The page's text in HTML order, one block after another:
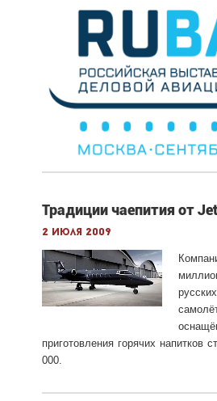
Традиции чаепития от
2 июля 2009
приготовления горячих напитков
000.